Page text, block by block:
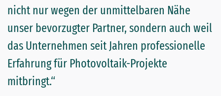
nicht nur wegen der unmittelbaren Nähe
unser bevorzugter Partner, sondern auch weil
das Unternehmen seit Jahren professionelle
Erfahrung für Photovoltaik-Projekte
mitbringt.“